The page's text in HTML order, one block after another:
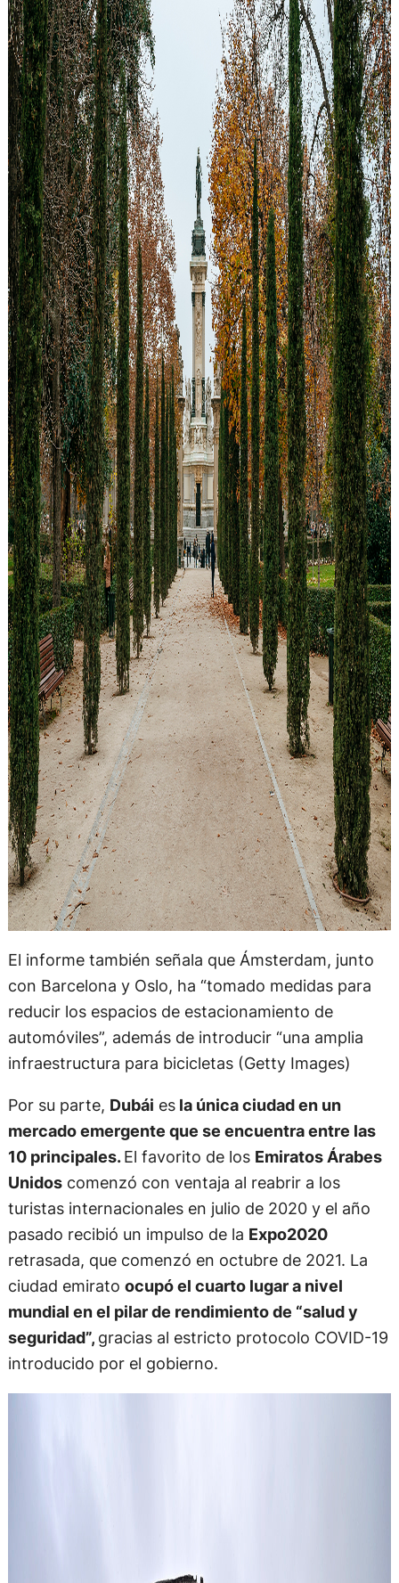
El informe también señala que Ámsterdam, junto
con Barcelona y Oslo, ha “tomado medidas para
reducir los espacios de estacionamiento de
automóviles”, además de introducir “una amplia
infraestructura para bicicletas (Getty Images)
Por su parte, Dubái esla única ciudad en un
mercado emergente que se encuentra entre las
10 principales.El favorito de los Emiratos Árabes
Unidoscomenzó con ventaja al reabrir a los
turistas internacionales en julio de 2020 y el año
pasado recibió un impulso de la Expo2020
retrasada, que comenzó en octubre de 2021. La
ciudad emirato ocupó el cuarto lugar a nivel
mundial en el pilar de rendimiento de “salud y
seguridad”, gracias al estricto protocolo COVID-19
introducido por el gobierno.